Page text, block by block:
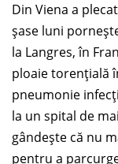
Din Viena a
șase luni
la Langres, în
ploaie torențială
pneumonie
la un spital de
gândește că nu
pentru a